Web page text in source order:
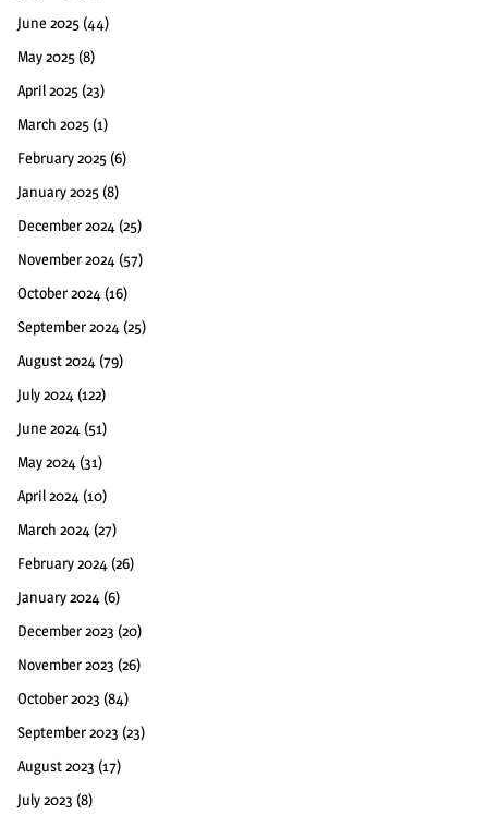
June 2025 (44)
May 2025 (8)
April 2025 (23)
March 2025 (1)
February 2025 (6)
January 2025 (8)
December 2024 (25)
November 2024 (57)
October 2024 (16)
September 2024 (25)
August 2024 (79)
July 2024 (122)
June 2024 (51)
May 2024 (31)
April 2024 (10)
March 2024 (27)
February 2024 (26)
January 2024 (6)
December 2023 (20)
November 2023 (26)
October 2023 (84)
September 2023 (23)
August 2023 (17)
July 2023 (8)